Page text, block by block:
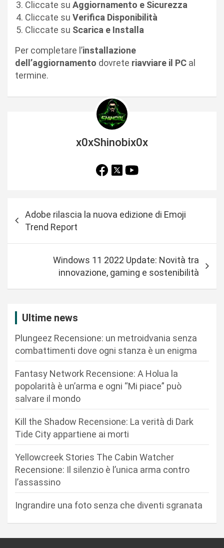
Cliccate su Aggiornamento e Sicurezza
Cliccate su Verifica Disponibilità
Cliccate su Scarica e Installa
Per completare l’installazione
dell’aggiornamento dovrete riavviare il PC al
termine.
x0xShinobix0x
a
Adobe rilascia la nuova edizione di Emoji
Trend Report
Windows 11 2022 Update: Novità tra
innovazione, gaming e sostenibilità
Ultime news
Plungeez Recensione: un metroidvania senza
combattimenti dove ogni stanza è un enigma
Fantasy Network Recensione: A Holua la
popolarità è un’arma e ogni “Mi piace” può
salvare il mondo
Kill the Shadow Recensione: La verità di Dark
Tide City appartiene ai morti
Yellowcreek Stories The Cabin Watcher
Recensione: Il silenzio è l’unica arma contro
l’assassino
Ingrandire una foto senza che diventi sgranata